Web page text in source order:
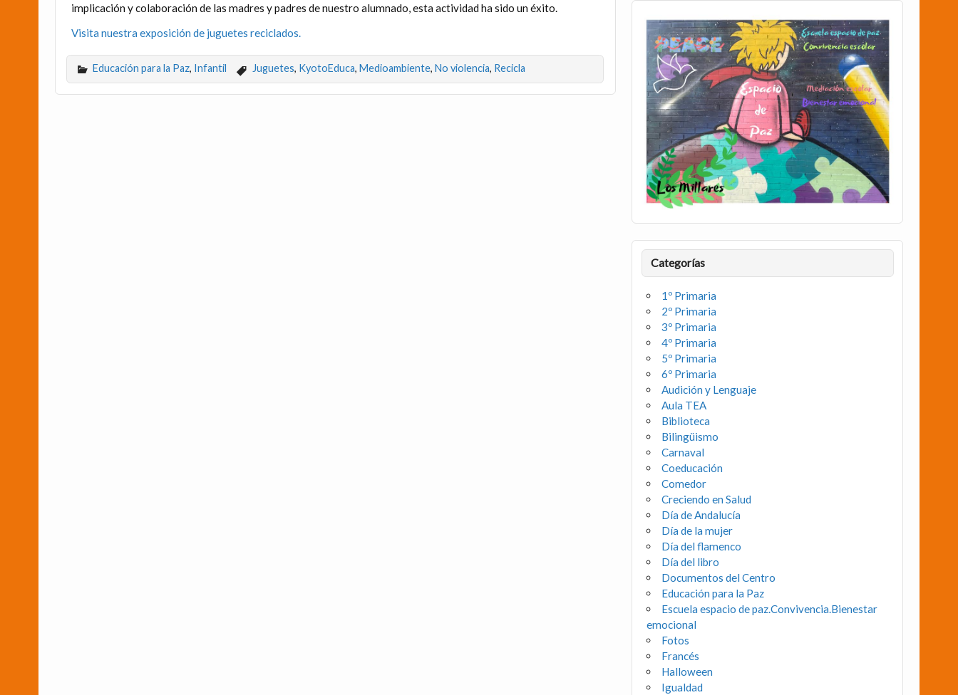
implicación y colaboración de las madres y padres de nuestro alumnado, esta actividad ha sido un éxito.
Visita nuestra exposición de juguetes reciclados.
Educación para la Paz, Infantil Juguetes, KyotoEduca, Medioambiente, No violencia, Recicla
Categorías
1º Primaria
2º Primaria
3º Primaria
4º Primaria
5º Primaria
6º Primaria
Audición y Lenguaje
Aula TEA
Biblioteca
Bilingüismo
Carnaval
Coeducación
Comedor
Creciendo en Salud
Día de Andalucía
Día de la mujer
Día del flamenco
Día del libro
Documentos del Centro
Educación para la Paz
Escuela espacio de paz.Convivencia.Bienestar
emocional
Fotos
Francés
Halloween
Igualdad